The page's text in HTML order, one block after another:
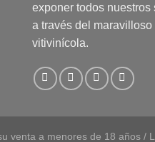
exponer todos nuestros
a través del maravilloso
vitivinícola.
venta a menores de 18 años /